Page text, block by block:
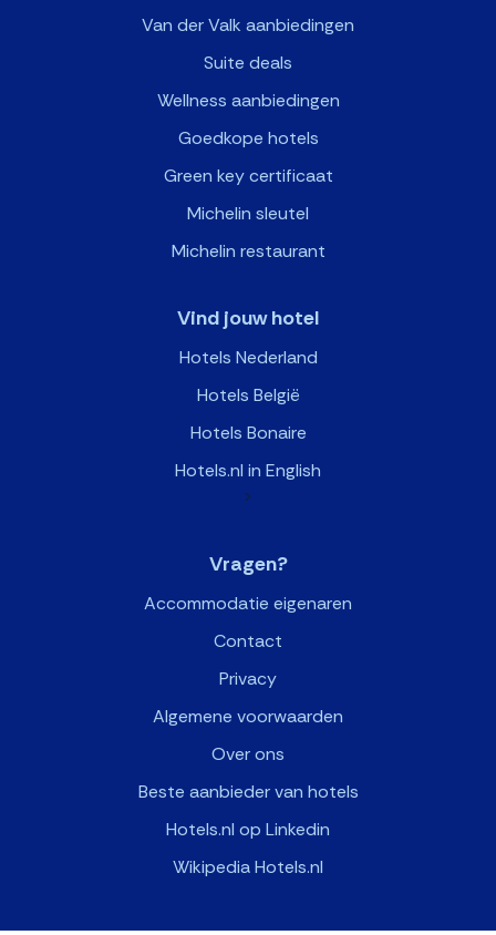
Van der Valk aanbiedingen
Suite deals
Wellness aanbiedingen
Goedkope hotels
Green key certificaat
Michelin sleutel
Michelin restaurant
Vind jouw hotel
Hotels Nederland
Hotels België
Hotels Bonaire
Hotels.nl in English
>
Vragen?
Accommodatie eigenaren
Contact
Privacy
Algemene voorwaarden
Over ons
Beste aanbieder van hotels
Hotels.nl op Linkedin
Wikipedia Hotels.nl